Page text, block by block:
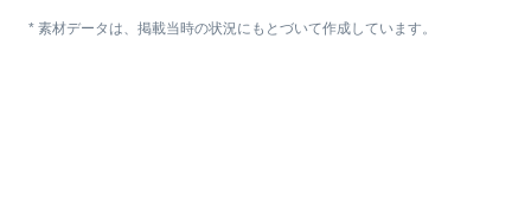
* 素材データは、掲載当時の状況にもとづいて作成しています。